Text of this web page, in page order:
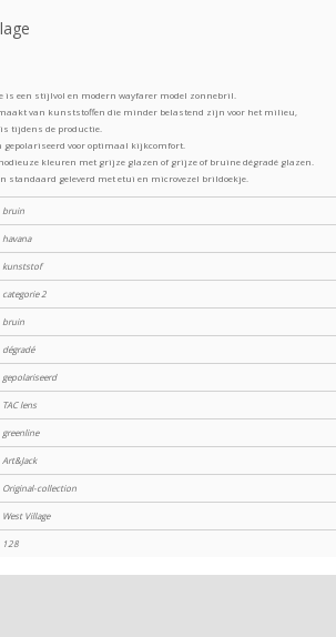
is een stijlvol en modern wayfarer model zonnebril.
van kunststoffen die minder belastend zijn voor het milieu,
tijdens de productie.
gepolariseerd voor optimaal kijkcomfort.
kleuren met grijze glazen of grijze of bruine dégradé glazen.
standaard geleverd met etui en microvezel brildoekje.
bruin
havana
kunststof
categorie 2
bruin
dégradé
gepolariseerd
TAC lens
greenline
Art&Jack
Original-collection
West Village
128